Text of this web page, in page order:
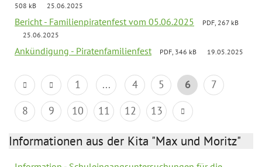
508 kB 25.06.2025
Bericht - Familienpiratenfest vom 05.06.2025
PDF, 267 kB
25.06.2025
Ankündigung - Piratenfamilienfest PDF, 346 kB 19.05.2025
1 ... 4 5 6
7
8
9 10 11 12 13
Informationen aus der Kita "Max und Moritz"